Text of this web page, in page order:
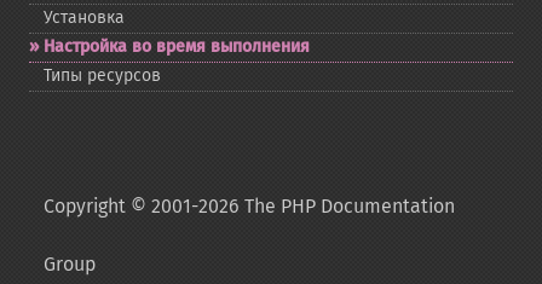
Установка
Настройка во время выполнения
Типы ресурсов
Copyright © 2001-2026 The PHP Documentation
Group